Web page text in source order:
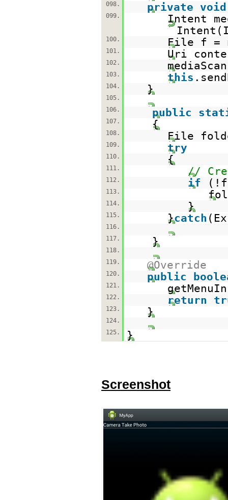
098.
private void
099.
Intent
100. File f =
101. Uri
102.
103. this
104. }
105.
106.
public
107. {
108. File
109. try
110. {
111. //
112. if
113.
114. }
115. }catch
116.
117.
}
118.
119.
@Override
120. public
121.
122. return
123. }
124.
125.
}
Screenshot